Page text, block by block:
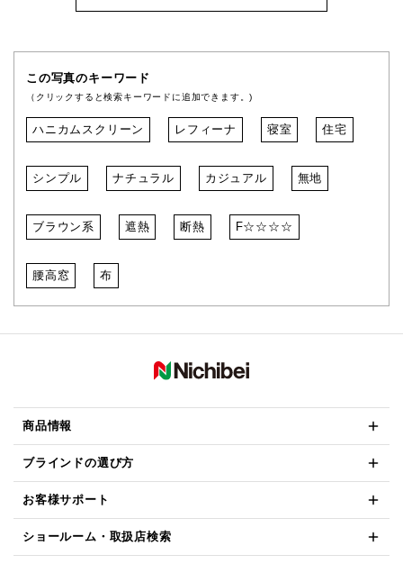
この写真のキーワード
（クリックすると検索キーワードに追加できます。)
ハニカムスクリーン レフィーナ 寝室 住宅
シンプル ナチュラル カジュアル 無地
ブラウン系 遮熱 断熱 F☆☆☆☆
腰高窓 布
商品情報
ブラインドの選び方
お客様サポート
ショールーム・取扱店検索